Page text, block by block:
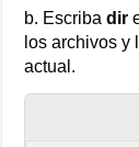
b. Escribadir
los archivos y
actual.